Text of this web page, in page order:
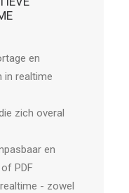
en
in realtime
zich overal
en
PDF
- zowel